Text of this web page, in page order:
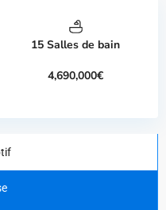
15 Salles de bain
4,690,000€